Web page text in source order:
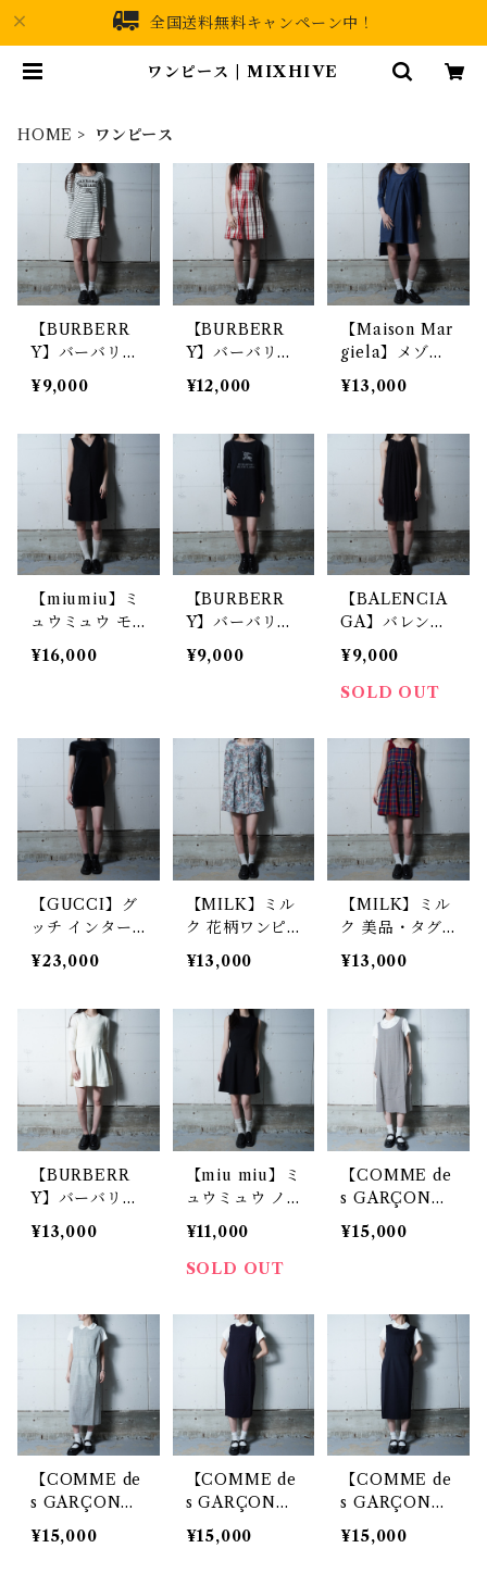
全国送料無料キャンペーン中！
ワンピース | MIXHIVE
HOME ワンピース
【BURBERR
Y】バーバリー
ロゴプリントボ
ーダーワンピー
ck
¥9,000
【BURBERR
Y】バーバリー
ホースロゴ刺繍
ノースリーブチ
スred&white
¥12,000
【Maison Mar
giela】メゾン
マルジェラ M
M6 デニムワン
¥13,000
【miumiu】ミ
ュウミュウ モ
ヘア混ウールノ
ースリーブワン
¥16,000
【BURBERR
Y】バーバリー
ホースロゴニッ
トワンピース b
¥9,000
【BALENCIA
GA】バレンシ
アガ ドットテ
クスチャーシル
クワンピース b
¥9,000
SOLD OUT
【GUCCI】グ
ッチ インター
ロッキング Gロ
ゴ ベロアワン
¥23,000
【MILK】ミル
ク 花柄ワンピ
ース white &
green
¥13,000
【MILK】ミル
ク 美品・タグ
付チェック柄リ
ボンストラップ
& navy & yell
¥13,000
【BURBERR
Y】バーバリー
ロゴ入ウールワ
ンピース whi
¥13,000
【miu miu】ミ
ュウミュウ ノ
ースリーブワン
ピース black
¥11,000
SOLD OUT
【COMME de
s GARÇON
S】コムデギャ
ルソン 95年製
ンピース blac
k＆white
¥15,000
【COMME de
s GARÇON
S】コムデギャ
ルソン 98年製
¥15,000
【COMME de
s GARÇON
S】コムデギャ
ルソン 99年製
¥15,000
【COMME de
s GARÇON
S】コムデギャ
ルソン 00年製
¥15,000